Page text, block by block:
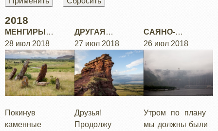
2018
МЕНГИРЫ
ХАКАСИИ И
ОЗЕРО БЕЛЕ
28 июл 2018
Покинув
каменные
ДРУГАЯ
ХАКАСИЯ:
"СУНДУКИ"
27 июл 2018
Друзья!
Продолжу
САЯНО-
ШУШЕНСКАЯ
26 июл 2018
Утром по плану
мы должны были